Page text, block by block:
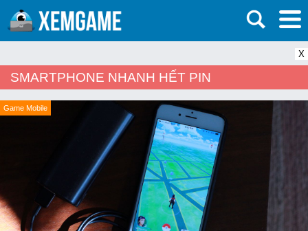
X
SMARTPHONE NHANH HẾT PIN
Game Mobile